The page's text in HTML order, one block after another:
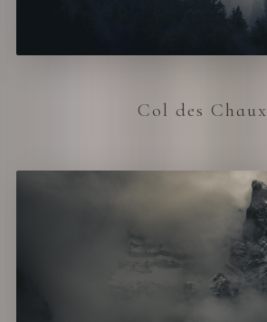
Col des Chaux